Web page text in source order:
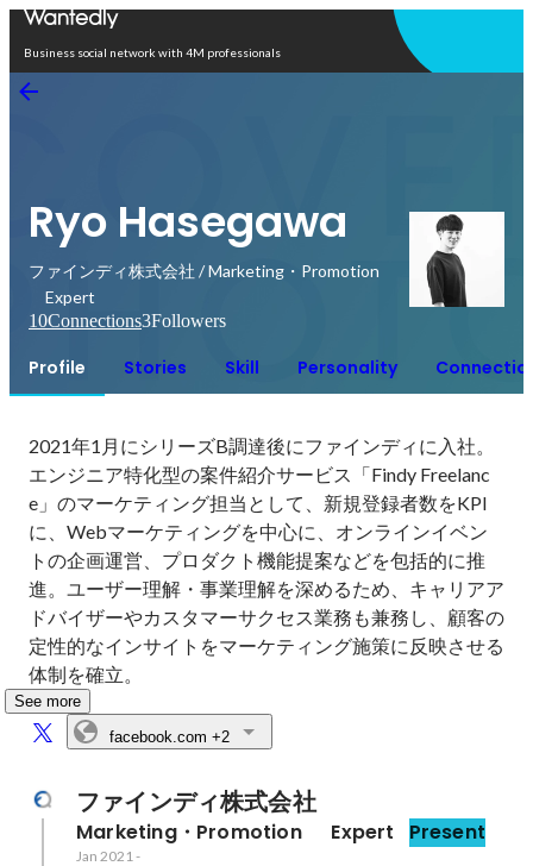
Business social network with 4M professionals
Ryo Hasegawa
ファインディ株式会社 / Marketing・Promotion
Expert
10Connections3Followers
Profile Stories Skill Personality
2021年1月にシリーズB調達後にファインディに入社。
エンジニア特化型の案件紹介サービス「Findy Freelanc
e」のマーケティング担当として、新規登録者数をKPI
に、Webマーケティングを中心に、オンラインイベン
トの企画運営、プロダクト機能提案などを包括的に推
進。ユーザー理解・事業理解を深めるため、キャリアア
ドバイザーやカスタマーサクセス業務も兼務し、顧客の
定性的なインサイトをマーケティング施策に反映させる
体制を確立。
See more
facebook.com +2
ファインディ株式会社
Marketing・Promotion  　Expert Present
Jan 2021-